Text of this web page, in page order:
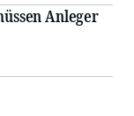
Anleger